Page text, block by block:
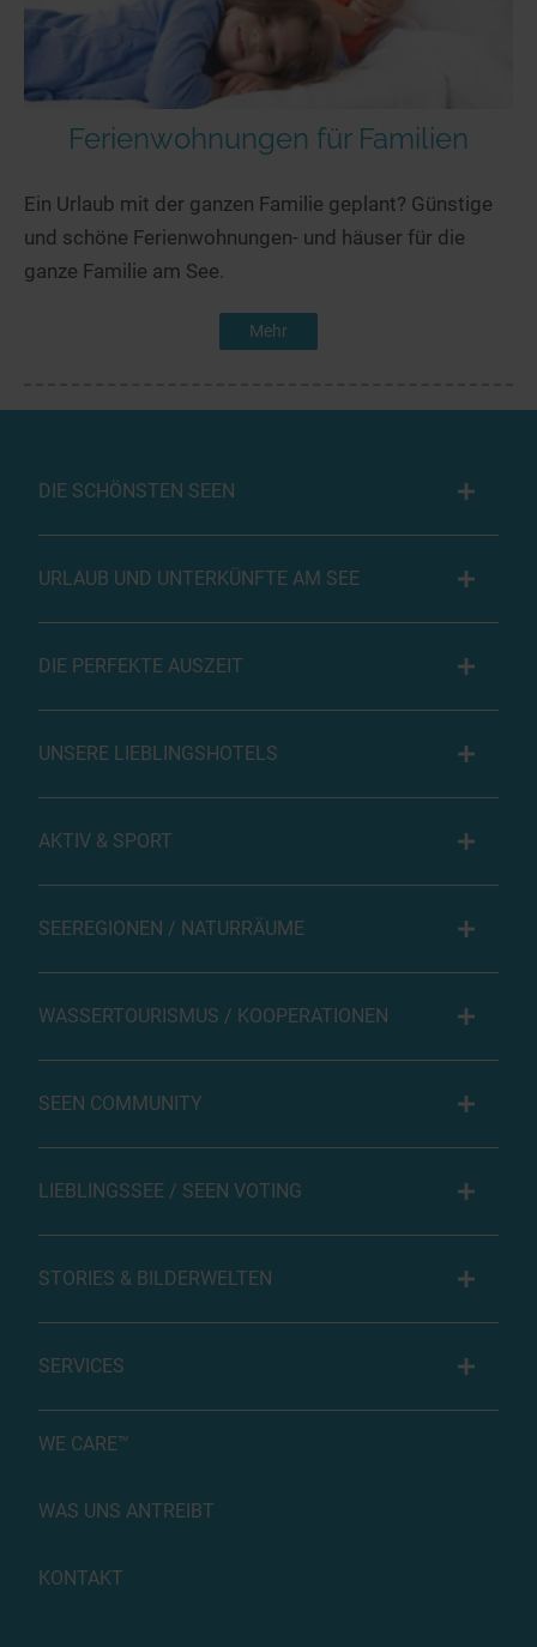
Ferienwohnungen für Familien
Ein Urlaub mit der ganzen Familie geplant? Günstige
und schöne Ferienwohnungen- und häuser für die
ganze Familie am See.
Mehr
DIE SCHÖNSTEN SEEN
URLAUB UND UNTERKÜNFTE AM SEE
DIE PERFEKTE AUSZEIT
UNSERE LIEBLINGSHOTELS
AKTIV & SPORT
SEEREGIONEN / NATURRÄUME
WASSERTOURISMUS / KOOPERATIONEN
SEEN COMMUNITY
LIEBLINGSSEE / SEEN VOTING
STORIES & BILDERWELTEN
SERVICES
WE CARE™
WAS UNS ANTREIBT
KONTAKT